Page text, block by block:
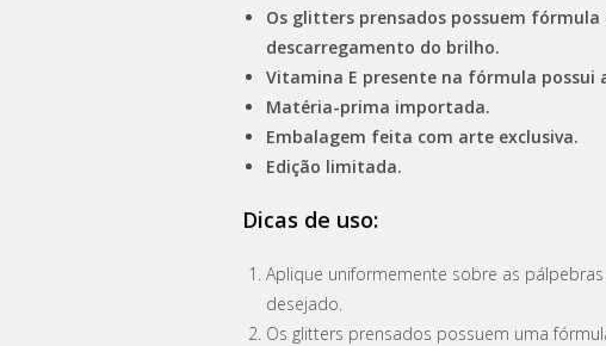
Os glitters prensados possuem
descarregamento do brilho.
Vitamina E presente na fórmula possui
Matéria-prima importada.
Embalagem feita com arte exclusiva.
Edição limitada.
Dicas de uso:
Aplique uniformemente sobre as
desejado.
Os glitters prensados possuem uma